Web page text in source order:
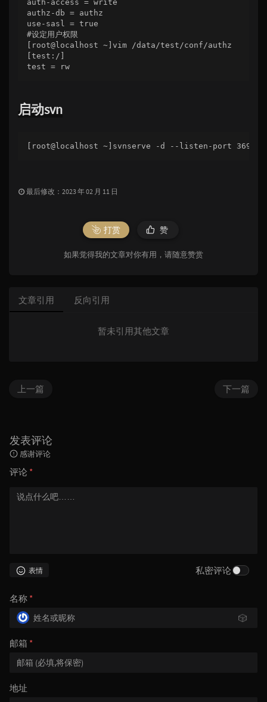
auth-access = write
authz-db = authz
use-sasl = true
#设定用户权限
[root@localhost ~]vim /data/test/conf/authz
[test:/]
启动svn
最后修改：2023 年 02 月 11 日
打赏 赞
如果觉得我的文章对你有用，请随意赞赏
文章引用 反向引用
暂未引用其他文章
下一篇
上一篇
发表评论
感谢评论
评论 *
表情 私密评论
名称 *
🎲
邮箱 *
地址